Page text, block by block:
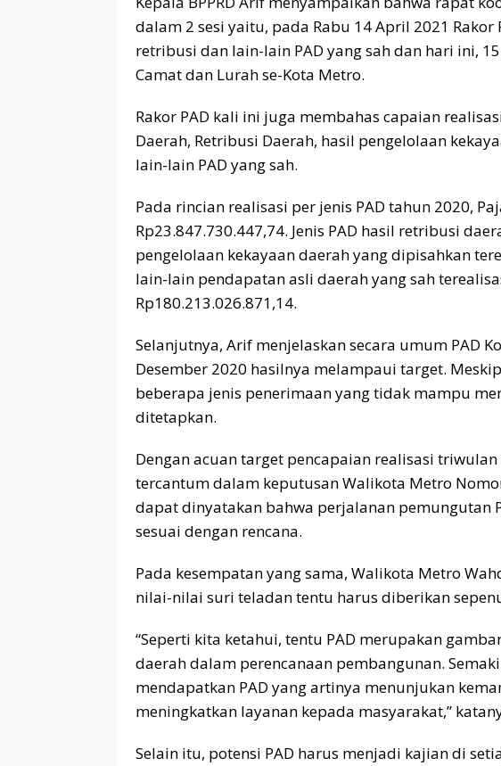
dalam 2 sesi yaitu, pada Rabu 14 April 2021 Rakor
retribusi dan lain-lain PAD yang sah dan hari ini,
Camat dan Lurah se-Kota Metro.
Rakor PAD kali ini juga membahas capaian
Daerah, Retribusi Daerah, hasil pengelolaan
lain-lain PAD yang sah.
Pada rincian realisasi per jenis PAD tahun 2020,
Rp23.847.730.447,74. Jenis PAD hasil retribusi
pengelolaan kekayaan daerah yang dipisahkan
lain-lain pendapatan asli daerah yang sah
Rp180.213.026.871,14.
Selanjutnya, Arif menjelaskan secara umum PAD
Desember 2020 hasilnya melampaui target.
beberapa jenis penerimaan yang tidak mampu
ditetapkan.
Dengan acuan target pencapaian realisasi
tercantum dalam keputusan Walikota Metro
dapat dinyatakan bahwa perjalanan pemungutan
sesuai dengan rencana.
Pada kesempatan yang sama, Walikota Metro
nilai-nilai suri teladan tentu harus diberikan
“Seperti kita ketahui, tentu PAD merupakan
daerah dalam perencanaan pembangunan.
mendapatkan PAD yang artinya menunjukan
meningkatkan layanan kepada masyarakat,”
Selain itu, potensi PAD harus menjadi kajian di